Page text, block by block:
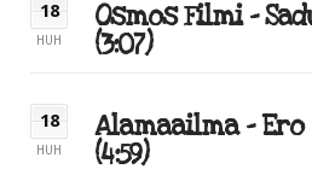
18
HUH
Osmos Filmi –
(3:07)
18
HUH
Alamaailma –
(4:59)